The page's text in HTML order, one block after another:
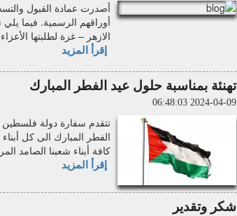
أصدرت عمادة القبول
أوراقهم الرسمية. فيما
الازهر – غزة لطلبتها
إقرأ المزيد
تهنئة بمناسبة حلول عيد الفطر المبارك
2024-04-09 06:48:03
تتقدم سفارة دولة فلسطين
الفطر المبارك الى كل
كافة أبناء شعبنا الصامد
إقرأ المزيد
شكر وتقدير